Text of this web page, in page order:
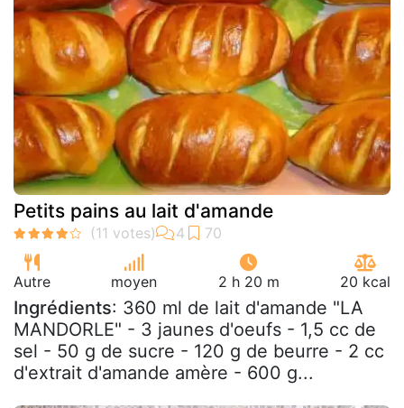
Petits pains au lait d'amande
Autre moyen 2 h 20 m 20 kcal
Ingrédients: 360 ml de lait d'amande "LA
MANDORLE" - 3 jaunes d'oeufs - 1,5 cc de
sel - 50 g de sucre - 120 g de beurre - 2 cc
d'extrait d'amande amère - 600 g...